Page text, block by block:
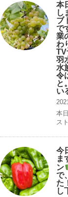
本
し
ブ
で
業
わ
TV
羽
水
令
と
い
本
ス
今
ま
ン
で
た
し